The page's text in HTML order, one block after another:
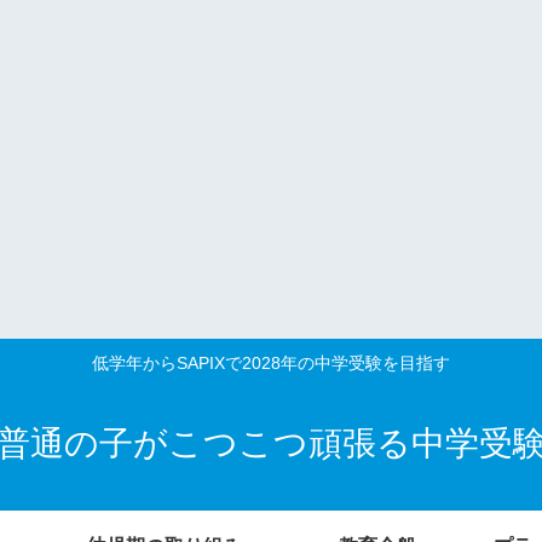
低学年からSAPIXで2028年の中学受験を目指す
通の子がこつこつ頑張る中学受